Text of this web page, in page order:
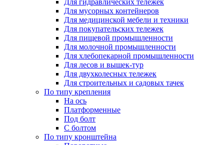
Для гидравлических тележек
Для мусорных контейнеров
Для медицинской мебели и техники
Для покупательских тележек
Для пищевой промышленности
Для молочной промышленности
Для хлебопекарной промышленности
Для лесов и вышек-тур
Для двухколесных тележек
Для строительных и садовых тачек
По типу крепления
На ось
Платформенные
Под болт
С болтом
По типу кронштейна